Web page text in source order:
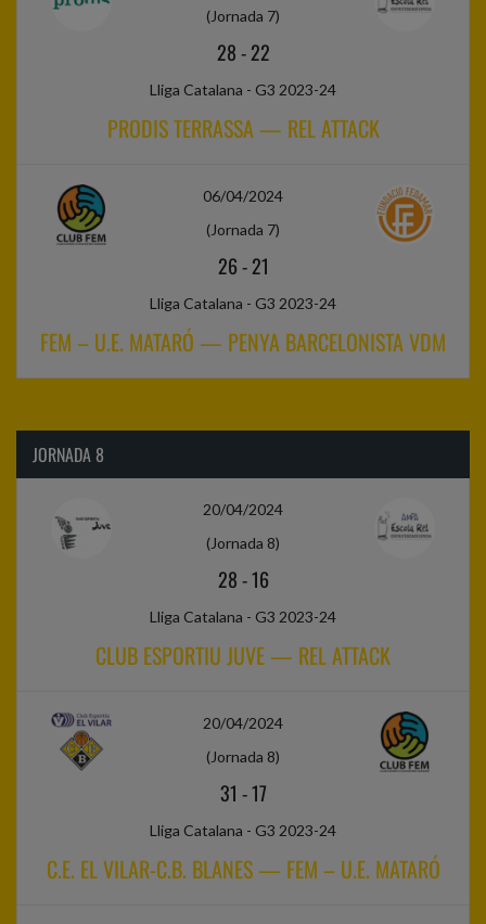
(Jornada 7)
28-22
Lliga Catalana - G3 2023-24
PRODIS TERRASSA — REL ATTACK
06/04/2024
(Jornada 7)
26-21
Lliga Catalana - G3 2023-24
FEM – U.E. MATARÓ — PENYA BARCELONISTA VDM
JORNADA 8
20/04/2024
(Jornada 8)
28-16
Lliga Catalana - G3 2023-24
CLUB ESPORTIU JUVE — REL ATTACK
20/04/2024
(Jornada 8)
31 -17
Lliga Catalana - G3 2023-24
C.E. EL VILAR-C.B. BLANES — FEM – U.E. MATARÓ